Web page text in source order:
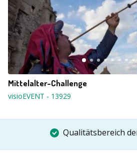
Mittelalter-Challenge
visioEVENT - 13929
Qualitätsbereich